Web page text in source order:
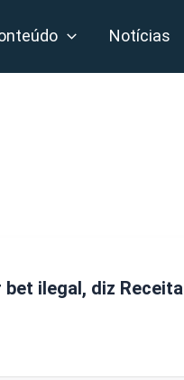
Notícias
ilegal, diz Receita